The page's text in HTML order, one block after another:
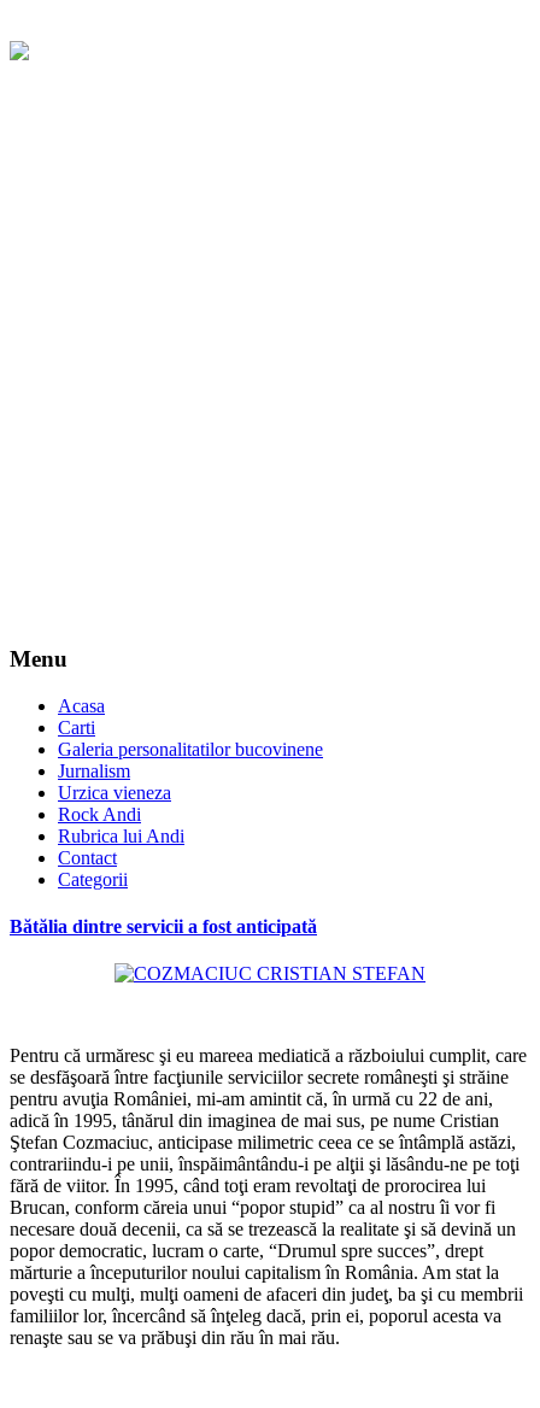
Menu
Acasa
Carti
Galeria personalitatilor bucovinene
Jurnalism
Urzica vieneza
Rock Andi
Rubrica lui Andi
Contact
Categorii
Bătălia dintre servicii a fost anticipată
Pentru că urmăresc şi eu mareea mediatică a războiului cumplit, care
se desfăşoară între facţiunile serviciilor secrete româneşti şi străine
pentru avuţia României, mi-am amintit că, în urmă cu 22 de ani,
adică în 1995, tânărul din imaginea de mai sus, pe nume Cristian
Ştefan Cozmaciuc, anticipase milimetric ceea ce se întâmplă astăzi,
contrariindu-i pe unii, înspăimântându-i pe alţii şi lăsându-ne pe toţi
fără de viitor. În 1995, când toţi eram revoltaţi de prorocirea lui
Brucan, conform căreia unui “popor stupid” ca al nostru îi vor fi
necesare două decenii, ca să se trezească la realitate şi să devină un
popor democratic, lucram o carte, “Drumul spre succes”, drept
mărturie a începuturilor noului capitalism în România. Am stat la
poveşti cu mulţi, mulţi oameni de afaceri din judeţ, ba şi cu membrii
familiilor lor, încercând să înţeleg dacă, prin ei, poporul acesta va
renaşte sau se va prăbuşi din rău în mai rău.